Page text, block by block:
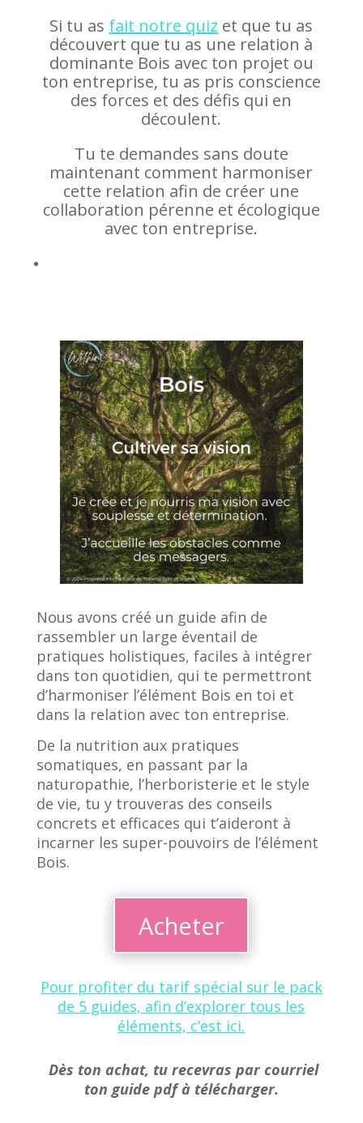
Si tu as fait notre quiz et que tu as
découvert que tu as une relation à
dominante Bois avec ton projet ou
ton entreprise, tu as pris conscience
des forces et des défis qui en
découlent.
Tu te demandes sans doute
maintenant comment harmoniser
cette relation afin de créer une
collaboration pérenne et écologique
avec ton entreprise.
Nous avons créé un guide afin de
rassembler un large éventail de
pratiques holistiques, faciles à intégrer
dans ton quotidien, qui te permettront
d’harmoniser l’élément Bois en toi et
dans la relation avec ton entreprise.
De la nutrition aux pratiques
somatiques, en passant par la
naturopathie, l’herboristerie et le style
de vie, tu y trouveras des conseils
concrets et efficaces qui t’aideront à
incarner les super-pouvoirs de l’élément
Bois.
Acheter
Pour profiter du tarif spécial sur le pack
de 5 guides, afin d’explorer tous les
éléments, c’est ici.
Dès ton achat, tu recevras par courriel
ton guide pdf à télécharger.